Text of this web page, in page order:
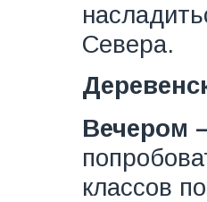
Севера.
Вечером
классов